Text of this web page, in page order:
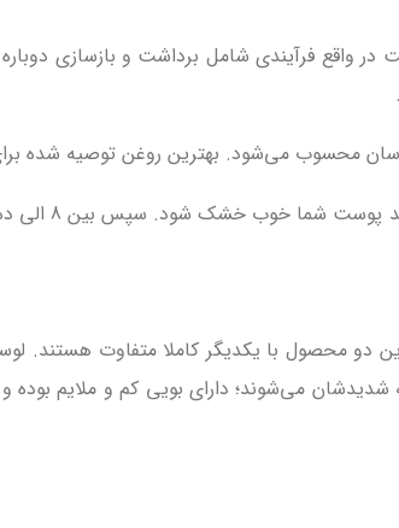
واقع فرآیندی شامل برداشت و بازسازی
محسوب می‌شود. بهترین روغن توصیه شده
نکته: بهتر است
دو محصول با یکدیگر کاملا متفاوت هستند.
می‌شوند؛ دارای بویی کم و ملایم بوده و